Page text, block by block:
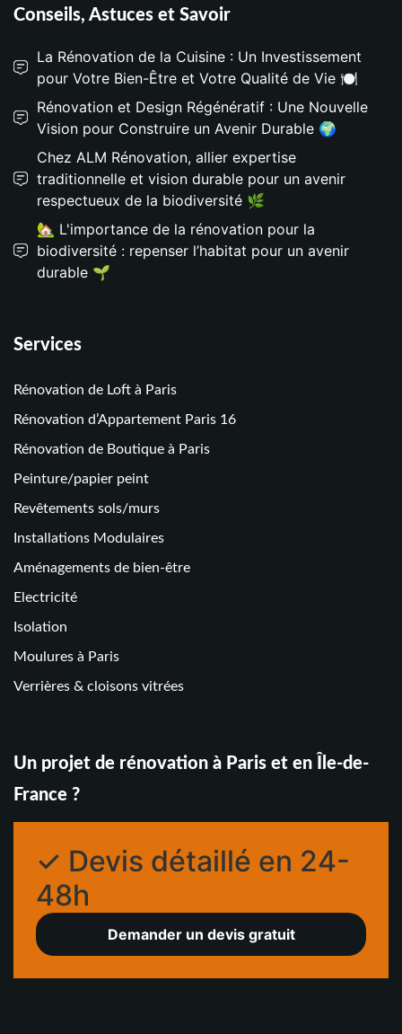
Conseils, Astuces et Savoir
La Rénovation de la Cuisine : Un Investissement
pour Votre Bien-Être et Votre Qualité de Vie 🍽️
Rénovation et Design Régénératif : Une Nouvelle
Vision pour Construire un Avenir Durable 🌍
Chez ALM Rénovation, allier expertise
traditionnelle et vision durable pour un avenir
respectueux de la biodiversité 🌿
🏡 L'importance de la rénovation pour la
biodiversité : repenser l’habitat pour un avenir
durable 🌱
Services
Rénovation de Loft à Paris
Rénovation d’Appartement Paris 16
Rénovation de Boutique à Paris
Peinture/papier peint
Revêtements sols/murs
Installations Modulaires
Aménagements de bien-être
Electricité
Isolation
Moulures à Paris
Verrières & cloisons vitrées
Un projet de rénovation à Paris et en Île-de-
France ?
✓ Devis détaillé en 24-
48h
Demander un devis gratuit